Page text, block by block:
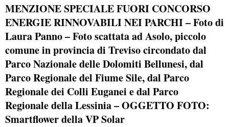
MENZIONE SPECIALE FUORI CONCORSO
ENERGIE RINNOVABILI NEI PARCHI –Foto di
Laura Panno – Foto scattata ad Asolo, piccolo
comune in provincia di Treviso circondato dal
Parco Nazionale delle Dolomiti Bellunesi, dal
Parco Regionale del Fiume Sile, dal Parco
Regionale dei Colli Euganei e dal Parco
Regionale della Lessinia – OGGETTO FOTO:
Smartflower della VP Solar